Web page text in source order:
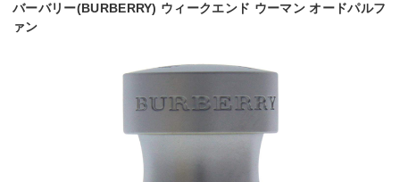
バーバリー(BURBERRY) ウィークエンド ウーマン オードパルフ
ァン